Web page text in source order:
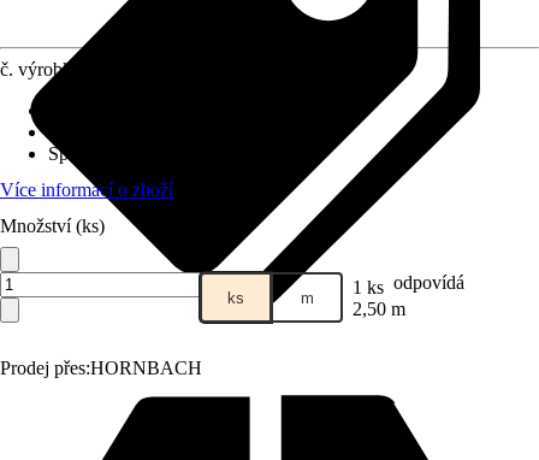
Prodej přes:HORNBACH
č. výrobku
Specifikace materiálu
Více informací o zboží
Množství (ks)
ks m 1 ks odpovídá
2,50 m